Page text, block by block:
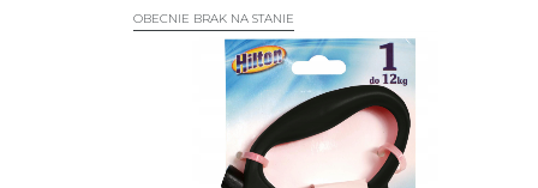
OBECNIE BRAK NA STANIE